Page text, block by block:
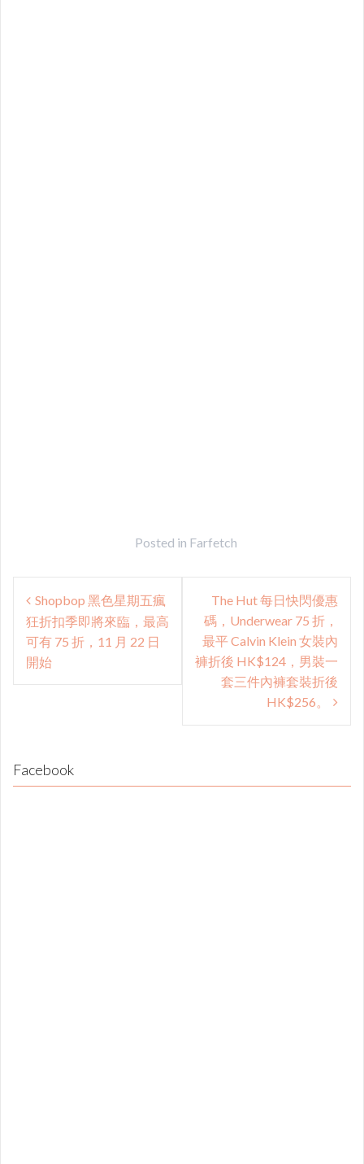
Posted in Farfetch
Post
navigation
Shopbop 黑色星期五瘋
狂折扣季即將來臨，最高
可有 75 折，11 月 22 日
開始
The Hut 每日快閃優惠
碼，Underwear 75 折，
最平 Calvin Klein 女裝內
褲折後 HK$124，男裝一
套三件內褲套裝折後
HK$256。
Facebook